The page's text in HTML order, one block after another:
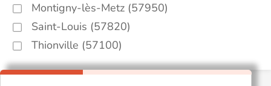
Montigny-lès-Metz (57950)
Saint-Louis (57820)
Thionville (57100)